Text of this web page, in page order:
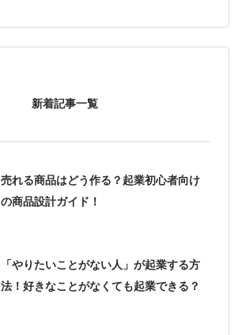
新着記事一覧
売れる商品はどう作る？起業初心者向け
の商品設計ガイド！
「やりたいことがない人」が起業する方
法！好きなことがなくても起業できる？